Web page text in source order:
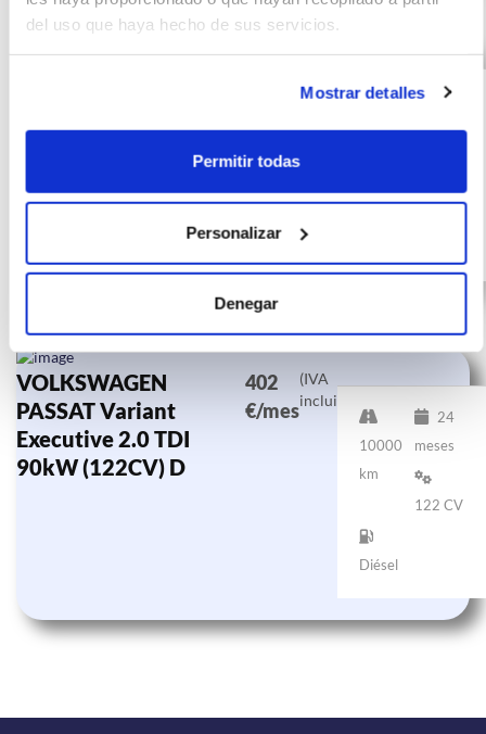
del uso que haya hecho de sus servicios.
Mostrar detalles
Permitir todas
Personalizar
Denegar
(IVA
incluido)
10000
24
meses
CV
VOLKSWAGEN
PASSAT Variant
Executive 2.0 TDI
90kW (122CV) D
402
€/mes
(IVA
incluido)
10000
km
24
meses
122 CV
Diésel